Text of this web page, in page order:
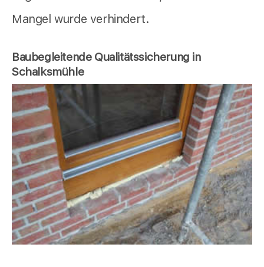
Mangel wurde verhindert.
Baubegleitende Qualitätssicherung in
Schalksmühle